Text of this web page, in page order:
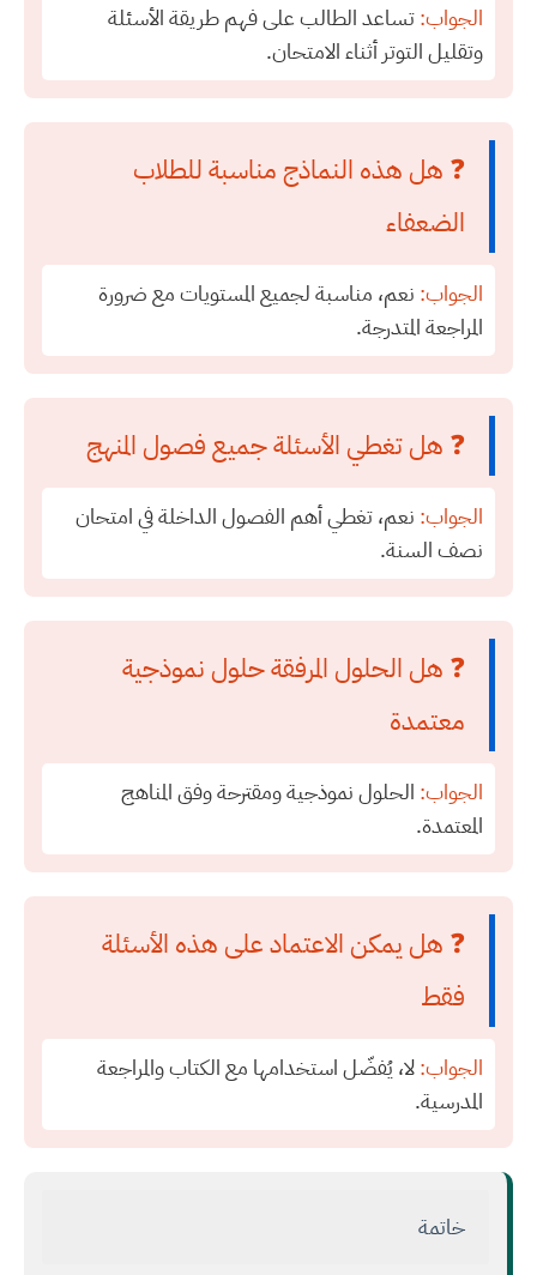
الجواب:تساعد الطالب على فهم طريقة الأسئلة
وتقليل التوتر أثناء الامتحان.
❓ هل هذه النماذج مناسبة للطلاب
الضعفاء
الجواب: نعم، مناسبة لجميع المستويات مع ضرورة
المراجعة المتدرجة.
❓ هل تغطي الأسئلة جميع فصول المنهج
الجواب: نعم، تغطي أهم الفصول الداخلة في امتحان
نصف السنة.
❓ هل الحلول المرفقة حلول نموذجية
معتمدة
الجواب: الحلول نموذجية ومقترحة وفق المناهج
المعتمدة.
❓ هل يمكن الاعتماد على هذه الأسئلة
فقط
الجواب:لا، يُفضّل استخدامها مع الكتاب والمراجعة
المدرسية.
خاتمة